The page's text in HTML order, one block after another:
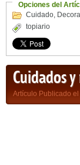
Opciones del
Cuidado,
topiario
Cuidados
Artículo Publicado